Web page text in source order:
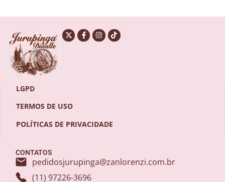
LGPD
TERMOS DE USO
POLÍTICAS DE PRIVACIDADE
CONTATOS
pedidosjurupinga@zanlorenzi.com.br
(11) 97226-3696